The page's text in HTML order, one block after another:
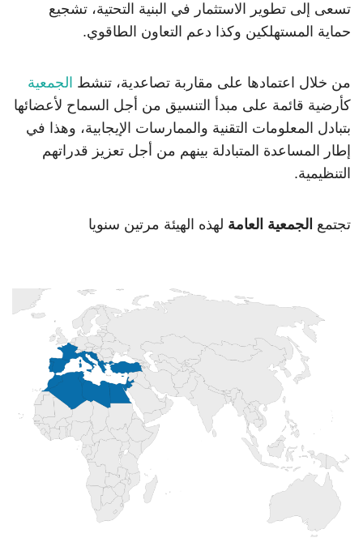
تسعى إلى تطوير الاستثمار في البنية التحتية، تشجيع
حماية المستهلكين وكذا دعم التعاون الطاقوي.
من خلال اعتمادها على مقاربة تصاعدية، تنشط الجمعية
كأرضية قائمة على مبدأ التنسيق من أجل السماح لأعضائها
بتبادل المعلومات التقنية والممارسات الإيجابية، وهذا في
إطار المساعدة المتبادلة بينهم من أجل تعزيز قدراتهم
التنظيمية.
تجتمع الجمعية العامة لهذه الهيئة مرتين سنويا